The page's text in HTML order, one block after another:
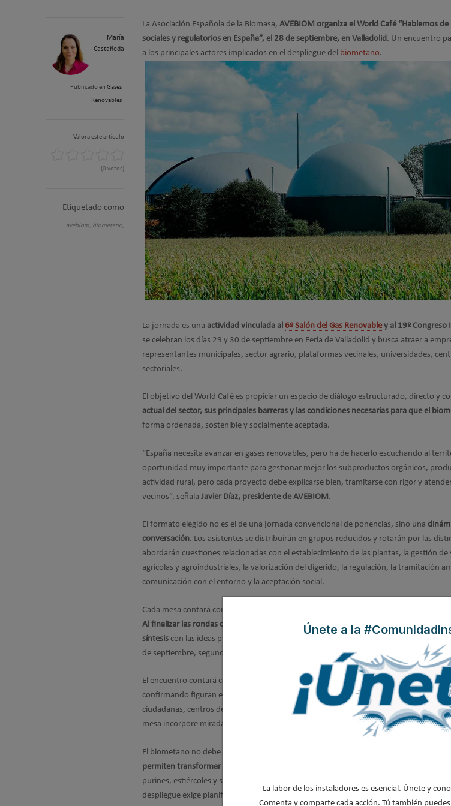
María
Castañeda
Publicado en Gases
Renovables
Valora este artículo
(0 votos)
Etiquetado como
avebiom, biometano,
La Asociación Española de la Biomasa, AVEBIOM organiza el World Café “Hablemos
sociales y regulatorios en España”, el 28 de septiembre, en Valladolid. Un encuentro
a los principales actores implicados en el despliegue del biometano.
La jornada es una actividad vinculada al 6º Salón del Gas Renovabley al 19º Congreso
se celebran los días 29 y 30 de septiembre en Feria de Valladolid y busca atraer a
representantes municipales, sector agrario, plataformas vecinales, universidades,
sectoriales.
El objetivo del World Café es propiciar un espacio de diálogo estructurado, directo y
actual del sector, sus principales barreras y las condiciones necesarias para que el
forma ordenada, sostenible y socialmente aceptada.
“España necesita avanzar en gases renovables, pero ha de hacerlo escuchando al
oportunidad muy importante para gestionar mejor los subproductos orgánicos,
actividad rural, pero cada proyecto debe explicarse bien, tramitarse con rigor y
vecinos”, señala Javier Díaz, presidente de AVEBIOM .
El formato elegido no es el de una jornada convencional de ponencias, sino una
conversación. Los asistentes se distribuirán en grupos reducidos y rotarán por las
abordarán cuestiones relacionadas con el establecimiento de las plantas, la gestión
agrícolas y agroindustriales, la valorización del digerido, la regulación, la tramitación
comunicación con el entorno y la aceptación social.
Cada mesa contará con una persona anfitriona encargada de moderar el debate y
Al finalizar las rondas de trabajo, se pondrán en común las conclusiones y AVEBIOM
síntesis con las ideas principales surgidas durante la sesión. Estos resultados se
de septiembre, segundo día del 19º Congreso Internacional de Bioenergía.
El encuentro contará con una representación equilibrada de todos los perfiles
confirmando figuran empresas del
sector del biometano
, organizaciones agrarias,
ciudadanas, centros de investigación y
asociaciones como AVEBIOM, AEBIG, APPA y
mesa incorpore miradas distintas y permita contrastar argumentos técnicos,
El biometano no debe abordarse únicamente como una cuestión energética.
permiten transformar restos orgánicos
purines, estiércoles y subproductos agroindustriales, y ofrecer nuevas oportunidades
despliegue exige planificación, transparencia y participación desde las primeras fases
Únete a la
La labor de los instaladores es esencial. Únete y
Comenta y comparte cada acción. Tú también